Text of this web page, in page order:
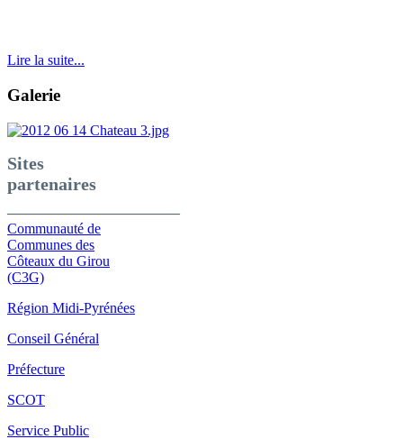
Lire la suite...
Galerie
Sites
partenaires
Communauté de
Communes des
Côteaux du Girou
(C3G)
Région Midi-Pyrénées
Conseil Général
Préfecture
SCOT
Service Public